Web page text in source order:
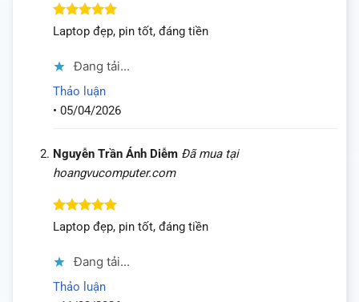
Được xếp
hạng 5
5
Laptop đẹp, pin tốt, đáng tiền
Đang tải...
Thảo luận
• 05/04/2026
Nguyễn Trần Ánh Diễm Đã mua tại
hoangvucomputer.com
Được xếp
hạng 5
5
Laptop đẹp, pin tốt, đáng tiền
Đang tải...
Thảo luận